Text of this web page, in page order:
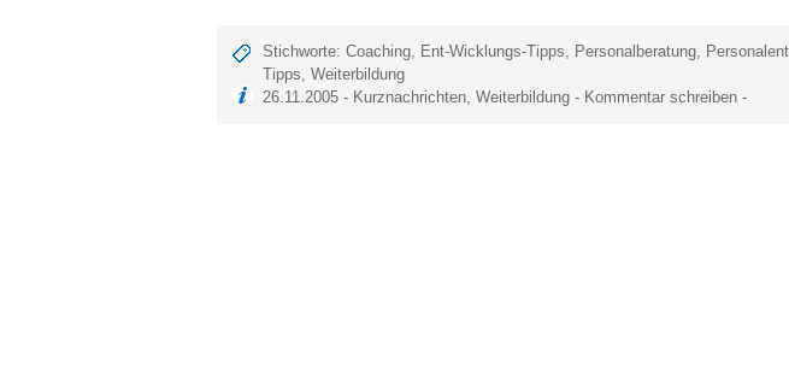
Stichworte:Coaching, Ent-Wicklungs-Tipps, Personalberatung,
Tipps,Weiterbildung
26.11.2005 - Kurznachrichten,Weiterbildung - Kommentar schreiben -